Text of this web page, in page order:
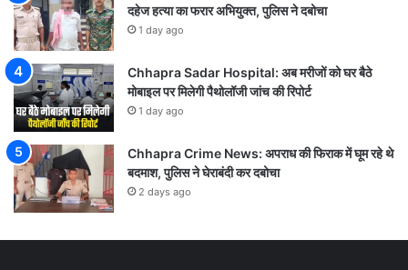
दहेज हत्या का फरार अभियुक्त, पुलिस ने दबोचा
1 day ago
Chhapra Sadar Hospital: अब मरीजों को घर बैठे
मोबाइल पर मिलेगी पैथोलॉजी जांच की रिपोर्ट
1 day ago
Chhapra Crime News: अपराध की फिराक में घूम रहे थे
बदमाश, पुलिस ने घेराबंदी कर दबोचा
2 days ago